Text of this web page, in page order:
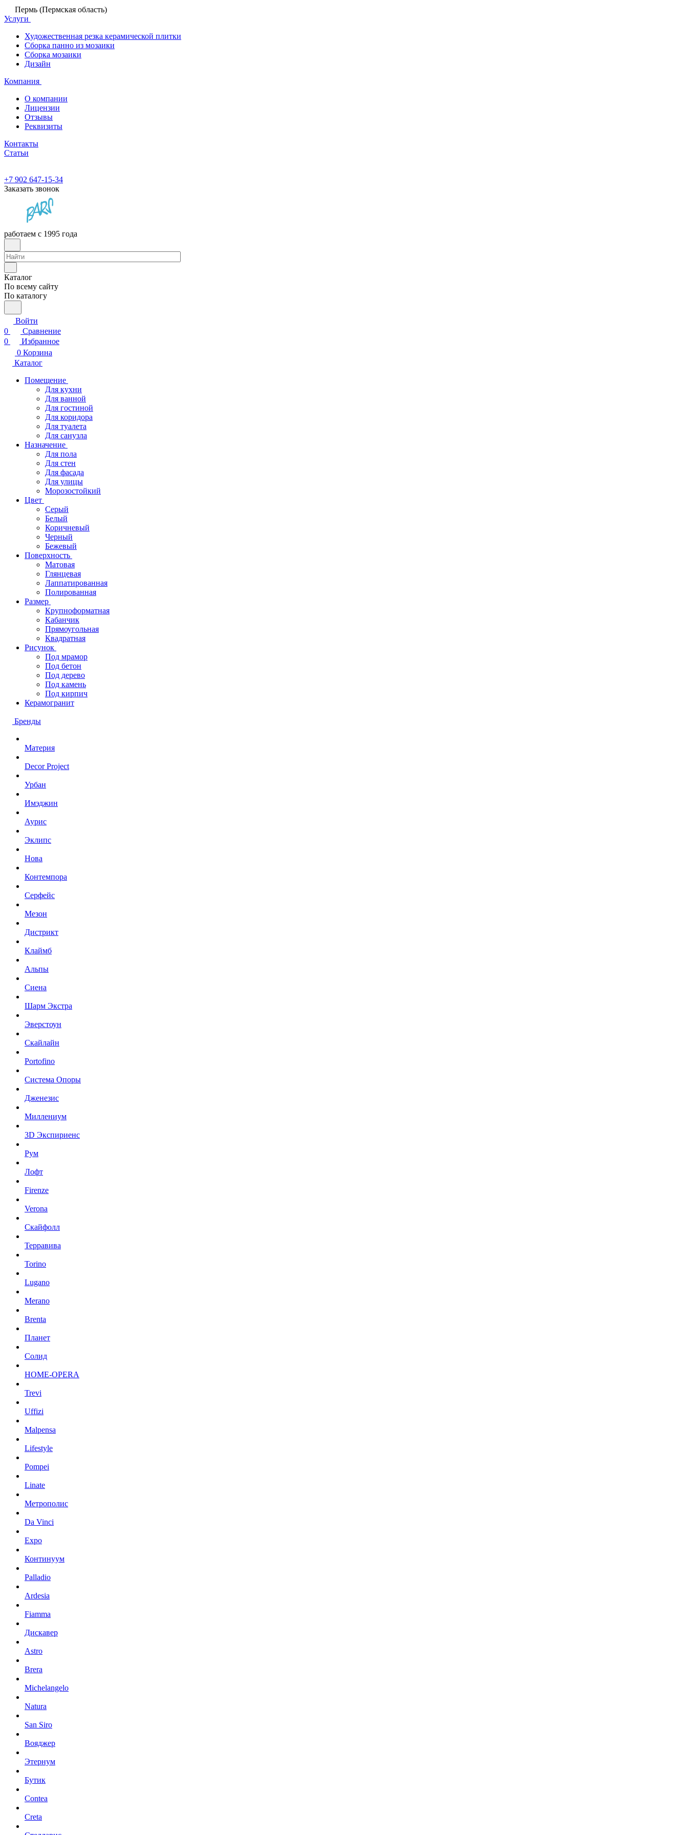
Пермь (Пермская область)
Услуги
Художественная резка керамической плитки
Сборка панно из мозаики
Сборка мозаики
Дизайн
Компания
О компании
Лицензии
Отзывы
Реквизиты
Контакты
Статьи
+7 902 647-15-34
Заказать звонок
работаем с 1995 года
Каталог
По всему сайту
По каталогу
Войти
0
Сравнение
0
Избранное
0 Корзина
Каталог
Помещение
Для кухни
Для ванной
Для гостиной
Для коридора
Для туалета
Для санузла
Назначение
Для пола
Для стен
Для фасада
Для улицы
Морозостойкий
Цвет
Серый
Белый
Коричневый
Черный
Бежевый
Поверхность
Матовая
Глянцевая
Лаппатированная
Полированная
Размер
Крупноформатная
Кабанчик
Прямоугольная
Квадратная
Рисунок
Под мрамор
Под бетон
Под дерево
Под камень
Под кирпич
Керамогранит
Бренды
Материя
Decor Project
Урбан
Имэджин
Аурис
Эклипс
Нова
Контемпора
Серфейс
Мезон
Дистрикт
Клаймб
Альпы
Сиена
Шарм Экстра
Эверстоун
Скайлайн
Portofino
Система Опоры
Дженезис
Миллениум
3D Экспириенс
Рум
Лофт
Firenze
Verona
Скайфолл
Терравива
Torino
Lugano
Merano
Brenta
Планет
Солид
HOME-OPERA
Trevi
Uffizi
Malpensa
Lifestyle
Pompei
Linate
Метрополис
Da Vinci
Expo
Континуум
Palladio
Ardesia
Fiamma
Дискавер
Astro
Brera
Michelangelo
Natura
San Siro
Вояджер
Этернум
Бутик
Contea
Creta